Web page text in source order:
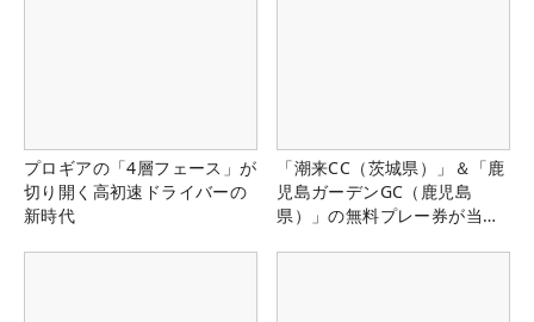
プロギアの「4層フェース」が
切り開く高初速ドライバーの
新時代
「潮来CC（茨城県）」＆「鹿
児島ガーデンGC（鹿児島
県）」の無料プレー券が当た